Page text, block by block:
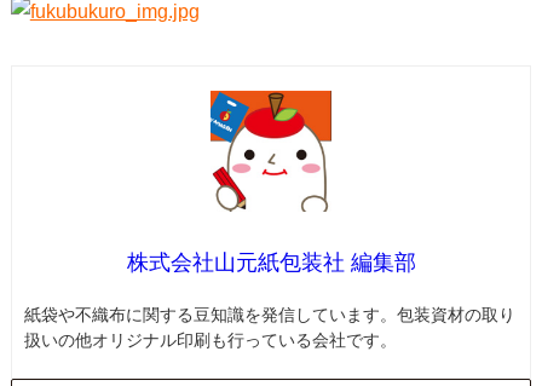
株式会社山元紙包装社 編集部
紙袋や不織布に関する豆知識を発信しています。包装資材の取り
扱いの他オリジナル印刷も行っている会社です。